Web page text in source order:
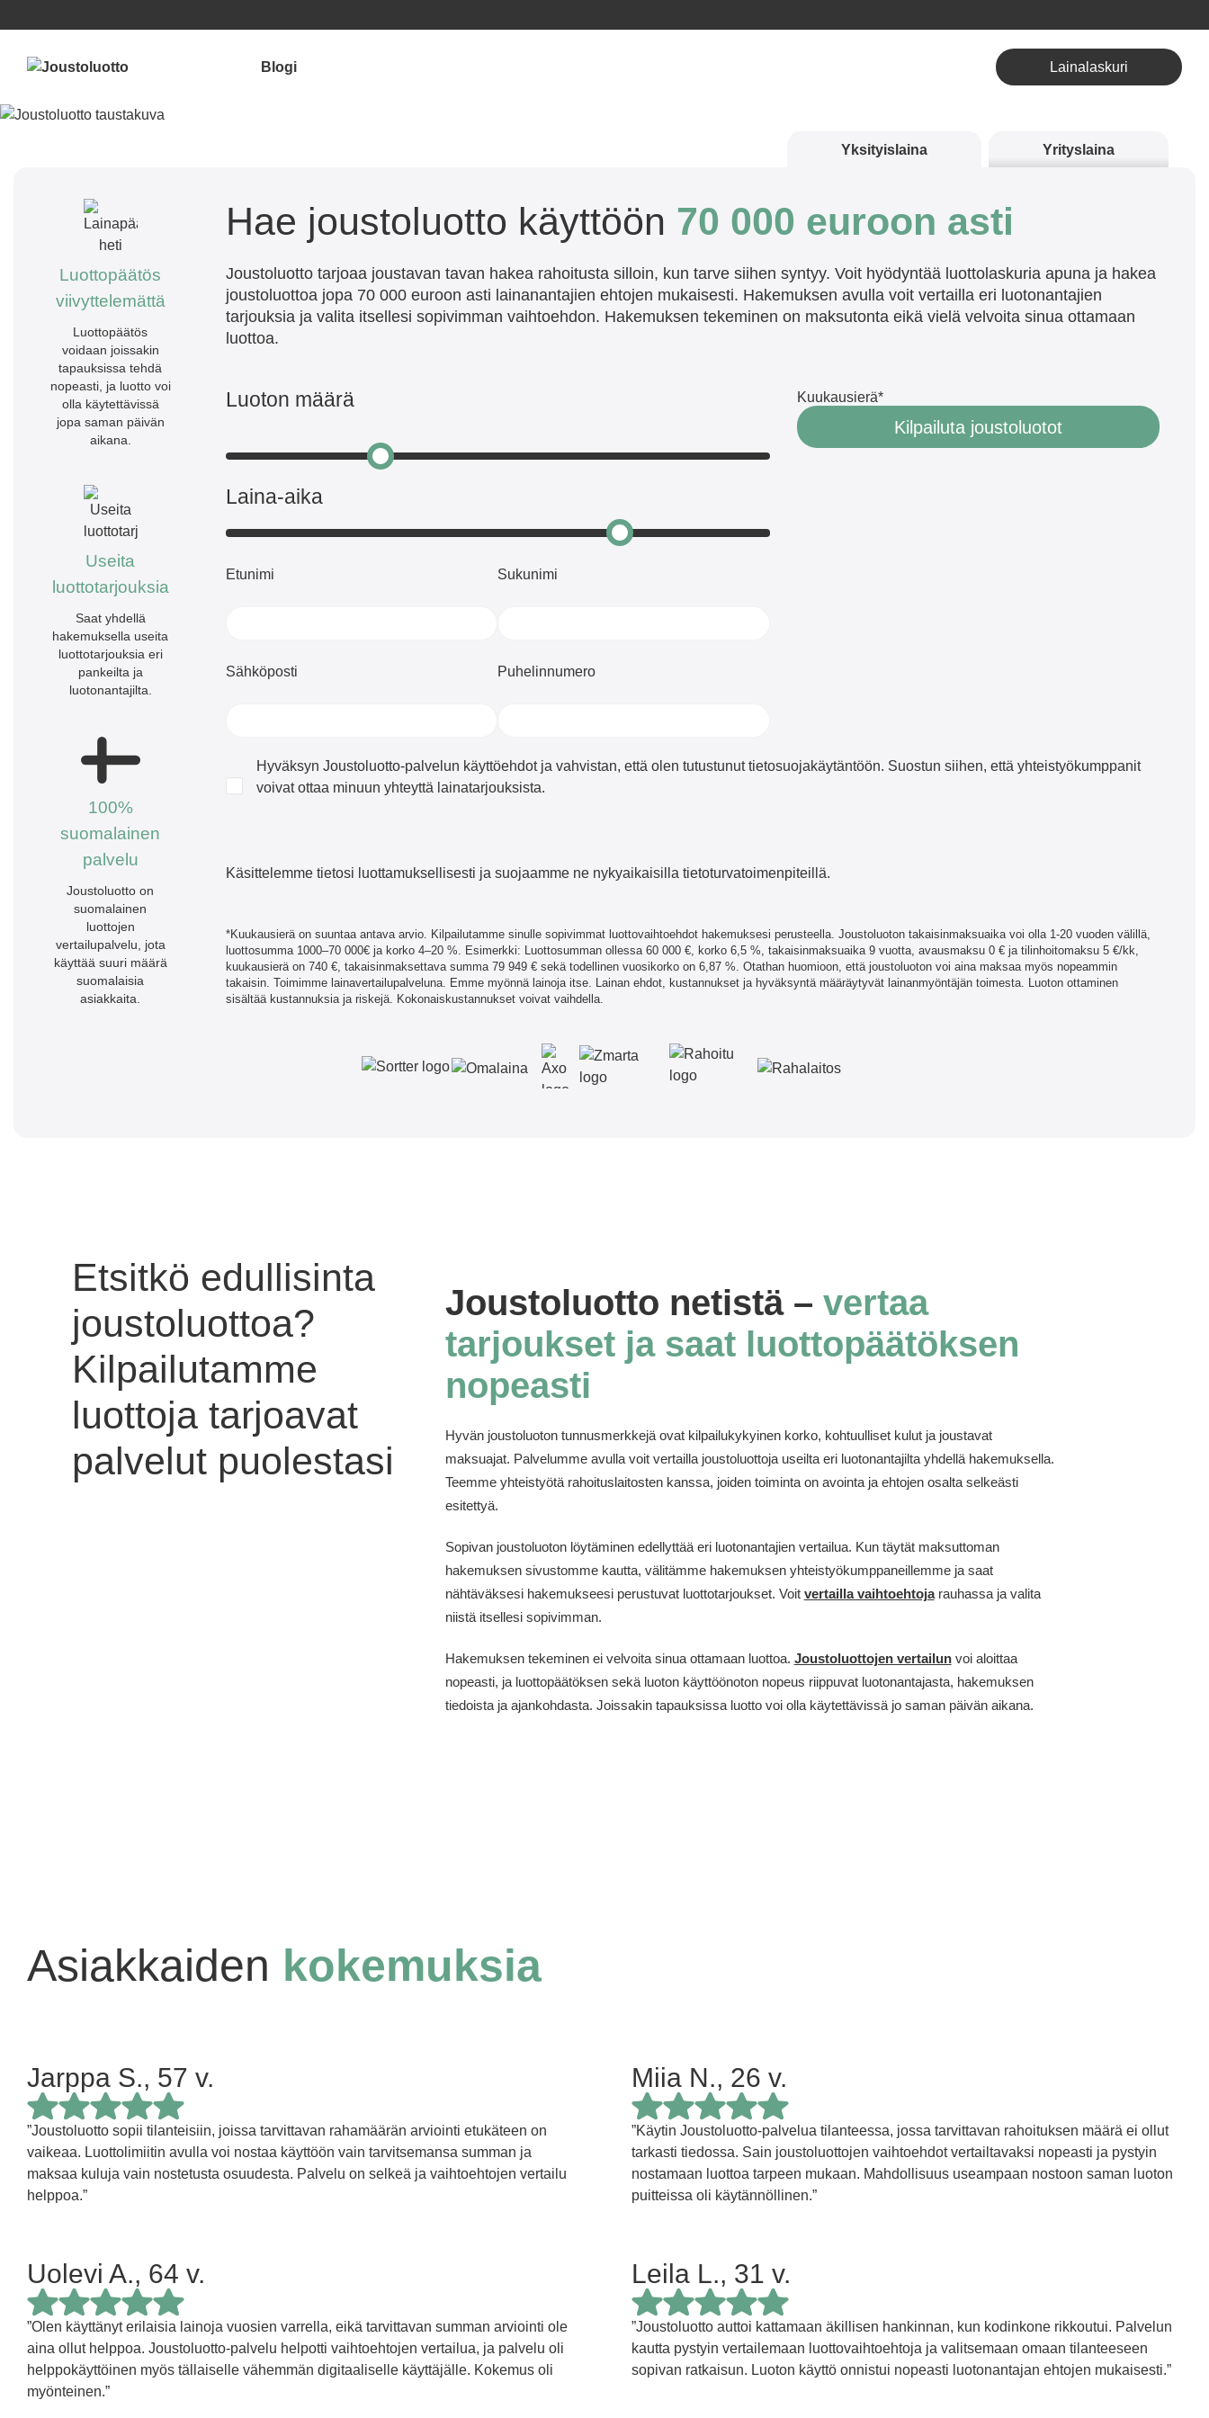
Blogi Lainalaskuri
Yksityislaina Yrityslaina
Luottopäätös
viivyttelemättä
Luottopäätös
voidaan joissakin
tapauksissa tehdä
nopeasti, ja luotto voi
olla käytettävissä
jopa saman päivän
aikana.
Useita
luottotarjouksia
Saat yhdellä
hakemuksella useita
luottotarjouksia eri
pankeilta ja
luotonantajilta.
100%
suomalainen
palvelu
Joustoluotto on
suomalainen
luottojen
vertailupalvelu, jota
käyttää suuri määrä
suomalaisia
asiakkaita.
Hae joustoluotto käyttöön 70 000 euroon asti
Joustoluotto tarjoaa joustavan tavan hakea rahoitusta silloin, kun tarve siihen syntyy. Voit hyödyntää luottolaskuria apuna ja hakea
joustoluottoa jopa 70 000 euroon asti lainanantajien ehtojen mukaisesti. Hakemuksen avulla voit vertailla eri luotonantajien
tarjouksia ja valita itsellesi sopivimman vaihtoehdon. Hakemuksen tekeminen on maksutonta eikä vielä velvoita sinua ottamaan
luottoa.
Luoton määrä
Laina-aika
Etunimi Sukunimi
Sähköposti Puhelinnumero
Kuukausierä*
Kilpailuta joustoluotot
Hyväksyn Joustoluotto-palvelun käyttöehdot ja vahvistan, että olen tutustunut tietosuojakäytäntöön. Suostun siihen, että yhteistyökumppanit
voivat ottaa minuun yhteyttä lainatarjouksista.
Käsittelemme tietosi luottamuksellisesti ja suojaamme ne nykyaikaisilla tietoturvatoimenpiteillä.
*Kuukausierä on suuntaa antava arvio. Kilpailutamme sinulle sopivimmat luottovaihtoehdot hakemuksesi perusteella. Joustoluoton takaisinmaksuaika voi olla 1-20 vuoden välillä,
luottosumma 1000–70 000€ ja korko 4–20 %. Esimerkki: Luottosumman ollessa 60 000 €, korko 6,5 %, takaisinmaksuaika 9 vuotta, avausmaksu 0 € ja tilinhoitomaksu 5 €/kk,
kuukausierä on 740 €, takaisinmaksettava summa 79 949 € sekä todellinen vuosikorko on 6,87 %. Otathan huomioon, että joustoluoton voi aina maksaa myös nopeammin
takaisin. Toimimme lainavertailupalveluna. Emme myönnä lainoja itse. Lainan ehdot, kustannukset ja hyväksyntä määräytyvät lainanmyöntäjän toimesta. Luoton ottaminen
sisältää kustannuksia ja riskejä. Kokonaiskustannukset voivat vaihdella.
Etsitkö edullisinta
joustoluottoa?
Kilpailutamme
luottoja tarjoavat
palvelut puolestasi
Joustoluotto netistä – vertaa
tarjoukset ja saat luottopäätöksen
nopeasti
Hyvän joustoluoton tunnusmerkkejä ovat kilpailukykyinen korko, kohtuulliset kulut ja joustavat
maksuajat. Palvelumme avulla voit vertailla joustoluottoja useilta eri luotonantajilta yhdellä hakemuksella.
Teemme yhteistyötä rahoituslaitosten kanssa, joiden toiminta on avointa ja ehtojen osalta selkeästi
esitettyä.
Sopivan joustoluoton löytäminen edellyttää eri luotonantajien vertailua. Kun täytät maksuttoman
hakemuksen sivustomme kautta, välitämme hakemuksen yhteistyökumppaneillemme ja saat
nähtäväksesi hakemukseesi perustuvat luottotarjoukset. Voit vertailla vaihtoehtojarauhassa ja valita
niistä itsellesi sopivimman.
Hakemuksen tekeminen ei velvoita sinua ottamaan luottoa. Joustoluottojen vertailunvoi aloittaa
nopeasti, ja luottopäätöksen sekä luoton käyttöönoton nopeus riippuvat luotonantajasta, hakemuksen
tiedoista ja ajankohdasta. Joissakin tapauksissa luotto voi olla käytettävissä jo saman päivän aikana.
Asiakkaiden kokemuksia
Jarppa S., 57 v.
5/5 tähteä
”Joustoluotto sopii tilanteisiin, joissa tarvittavan rahamäärän arviointi etukäteen on
vaikeaa. Luottolimiitin avulla voi nostaa käyttöön vain tarvitsemansa summan ja
maksaa kuluja vain nostetusta osuudesta. Palvelu on selkeä ja vaihtoehtojen vertailu
helppoa.”
Miia N., 26 v.
5/5 tähteä
”Käytin Joustoluotto-palvelua tilanteessa, jossa tarvittavan rahoituksen määrä ei ollut
tarkasti tiedossa. Sain joustoluottojen vaihtoehdot vertailtavaksi nopeasti ja pystyin
nostamaan luottoa tarpeen mukaan. Mahdollisuus useampaan nostoon saman luoton
puitteissa oli käytännöllinen.”
Uolevi A., 64 v.
5/5 tähteä
”Olen käyttänyt erilaisia lainoja vuosien varrella, eikä tarvittavan summan arviointi ole
aina ollut helppoa. Joustoluotto-palvelu helpotti vaihtoehtojen vertailua, ja palvelu oli
helppokäyttöinen myös tällaiselle vähemmän digitaaliselle käyttäjälle. Kokemus oli
myönteinen.”
Leila L., 31 v.
5/5 tähteä
”Joustoluotto auttoi kattamaan äkillisen hankinnan, kun kodinkone rikkoutui. Palvelun
kautta pystyin vertailemaan luottovaihtoehtoja ja valitsemaan omaan tilanteeseen
sopivan ratkaisun. Luoton käyttö onnistui nopeasti luotonantajan ehtojen mukaisesti.”